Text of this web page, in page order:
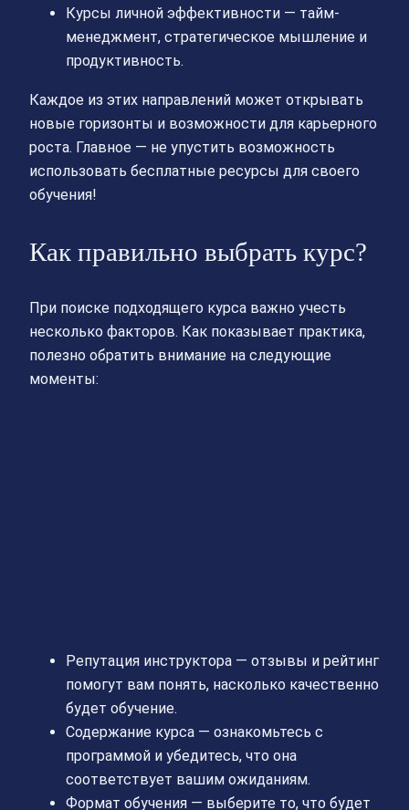
Курсы личной эффективности — тайм-
менеджмент, стратегическое мышление и
продуктивность.
Каждое из этих направлений может открывать
новые горизонты и возможности для карьерного
роста. Главное — не упустить возможность
использовать бесплатные ресурсы для своего
обучения!
Как правильно выбрать курс?
При поиске подходящего курса важно учесть
несколько факторов. Как показывает практика,
полезно обратить внимание на следующие
моменты:
Репутация инструктора — отзывы и рейтинг
помогут вам понять, насколько качественно
будет обучение.
Содержание курса — ознакомьтесь с
программой и убедитесь, что она
соответствует вашим ожиданиям.
Формат обучения — выберите то, что будет